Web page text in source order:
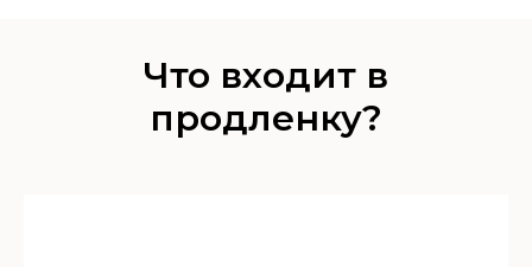
Что входит в
продленку?